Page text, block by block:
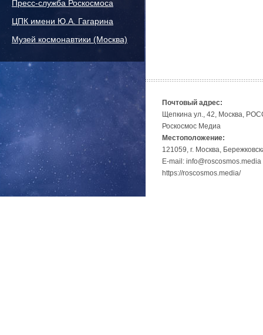
Пресс-служба Роскосмоса
ЦПК имени Ю.А. Гагарина
Музей космонавтики (Москва)
Почтовый адрес:
Щепкина ул., 42, Москва,
Роскосмос Медиа
Местоположение:
121059, г. Москва,
E-mail: info@roscosmos.media
https://roscosmos.media/